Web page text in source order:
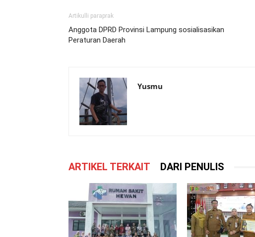
Artikulli paraprak
Anggota DPRD Provinsi Lampung sosialisasikan
Peraturan Daerah
Yusmu
ARTIKEL TERKAIT DARI PENULIS